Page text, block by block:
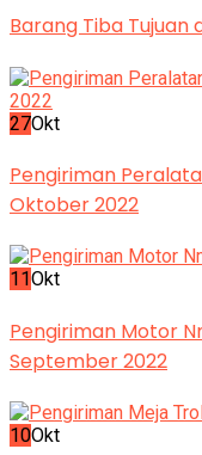
Barang Tiba Tujuan
27Okt
Pengiriman
Oktober 2022
11Okt
Pengiriman Motor
September 2022
10Okt